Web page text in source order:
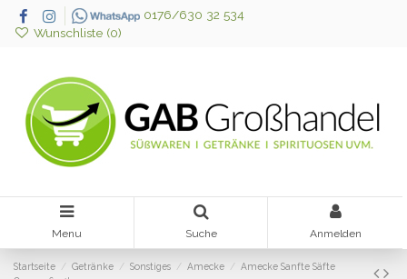
0176/630 32 534
Wunschliste (0)
Menu Suche Anmelden
Startseite Getränke Sonstiges Amecke
Amecke Sanfte Säfte